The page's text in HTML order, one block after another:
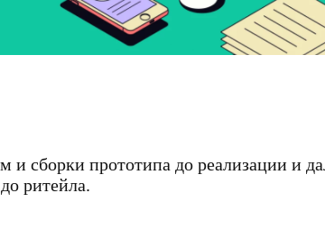
и сборки прототипа до реализации и
ритейла.